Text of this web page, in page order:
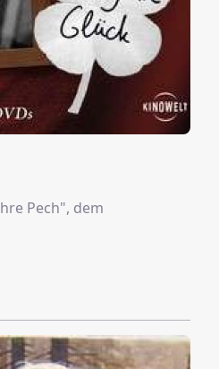
Pech", dem